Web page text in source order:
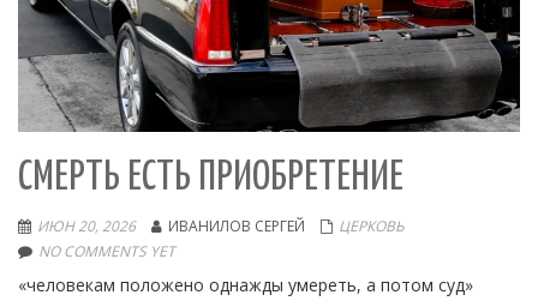
СМЕРТЬ ЕСТЬ ПРИОБРЕТЕНИЕ
ИЮН 20, 2026 ИВАНИЛОВ СЕРГЕЙ
ЦЕРКОВЬ
NO COMMENTS YET
«человекам положено однажды умереть, а потом суд»